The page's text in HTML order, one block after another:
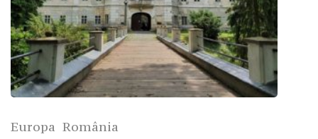
Europa România